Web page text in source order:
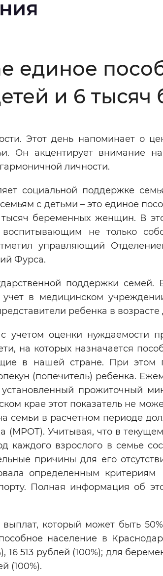
монохромный
Остановить
единое
и 6
Этот день напоминает о
Он акцентирует внимание
личности.
социальной поддержке
с детьми – это единое
беременных женщин. В
воспитывающим не только
управляющий
Фурса.
поддержки семей.
в медицинском
ребенка в возрасте
учетом оценки нуждаемости
на которых назначается
в нашей стране. При этом
(попечитель) ребенка.
прожиточный
крае этот показатель не
семьи в расчетном периоде
Учитывая, что в
взрослого в семье
причины для его
определенным
Полная информация об
который может быть
население в
16 513 рублей (100%); для
(100%).